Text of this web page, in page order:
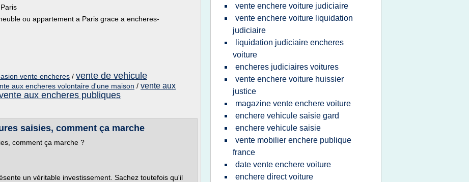
ou appartement a Paris grace a encheres-
vente encheres / vente de vehicule
aux encheres volontaire d'une maison / vente aux
aux encheres publiques
saisies, comment ça marche
comment ça marche ?
un véritable investissement. Sachez toutefois qu'il
vente enchere voiture judiciaire
vente enchere voiture liquidation
judiciaire
liquidation judiciaire encheres
voiture
encheres judiciaires voitures
vente enchere voiture huissier
justice
magazine vente enchere voiture
enchere vehicule saisie gard
enchere vehicule saisie
vente mobilier enchere publique
france
date vente enchere voiture
enchere direct voiture